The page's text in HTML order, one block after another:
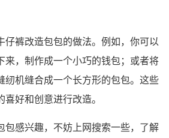
仔裤改造包包的做法。例如，你可以
来，制作成一个小巧的钱包；或者将
纫机缝合成一个长方形的包包。这些
好和创意进行改造。
包感兴趣，不妨上网搜索一些，了解